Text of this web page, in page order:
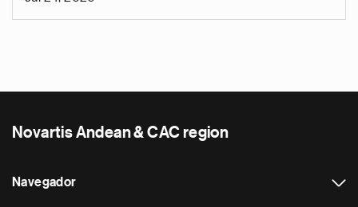
Novartis Andean & CAC region
Navegador